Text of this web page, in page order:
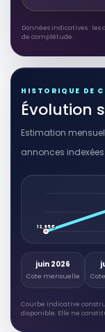
Données indicatives :
de complétude.
HISTORIQUE DE
Évolution
Estimation
annonces indexées.
12,95 €
juin 2026
Cote mensuelle
Courbe indicative
disponible. Elle ne